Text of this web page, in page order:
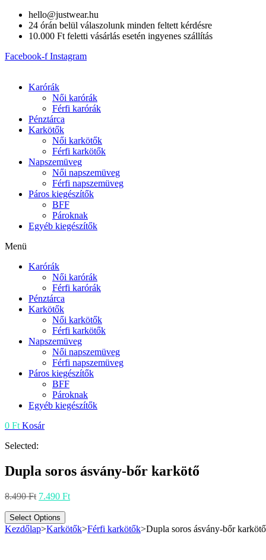
Skip
content
hello@justwear.hu
24 órán belül válaszolunk minden feltett kérdésre
10.000 Ft feletti vásárlás esetén ingyenes szállítás
Facebook-f Instagram
Karórák
Női karórák
Férfi karórák
Pénztárca
Karkötők
Női karkötők
Férfi karkötők
Napszemüveg
Női napszemüveg
Férfi napszemüveg
Páros kiegészítők
BFF
Pároknak
Egyéb kiegészítők
Menü
Karórák
Női karórák
Férfi karórák
Pénztárca
Karkötők
Női karkötők
Férfi karkötők
Napszemüveg
Női napszemüveg
Férfi napszemüveg
Páros kiegészítők
BFF
Pároknak
Egyéb kiegészítők
0 Ft Kosár
Selected:
Dupla soros ásvány-bőr karkötő
8.490Ft Original
was:
8.490 Ft.
7.490 FtCurrent
7.490 Ft.
Select Options
Kezdőlap>Karkötők>Férfi karkötők>Dupla soros ásvány-bőr karkötő